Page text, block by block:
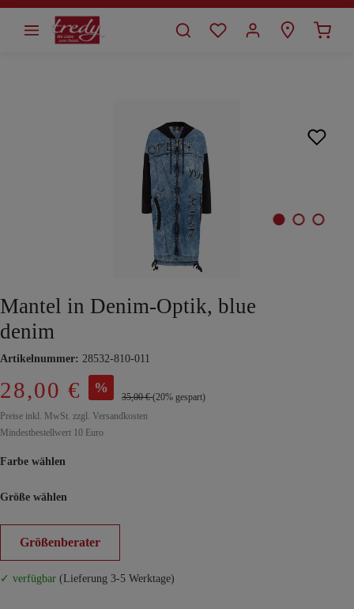
springen
Mantel in Denim-Optik, blue
denim
Artikelnummer: 28532-810-011
28,00 € %
35,00 €(20% gespart)
Preise inkl. MwSt. zzgl. Versandkosten
Mindestbestellwert 10 Euro
Farbe wählen
Größe wählen
Größenberater
✓ verfügbar (Lieferung 3-5 Werktage)